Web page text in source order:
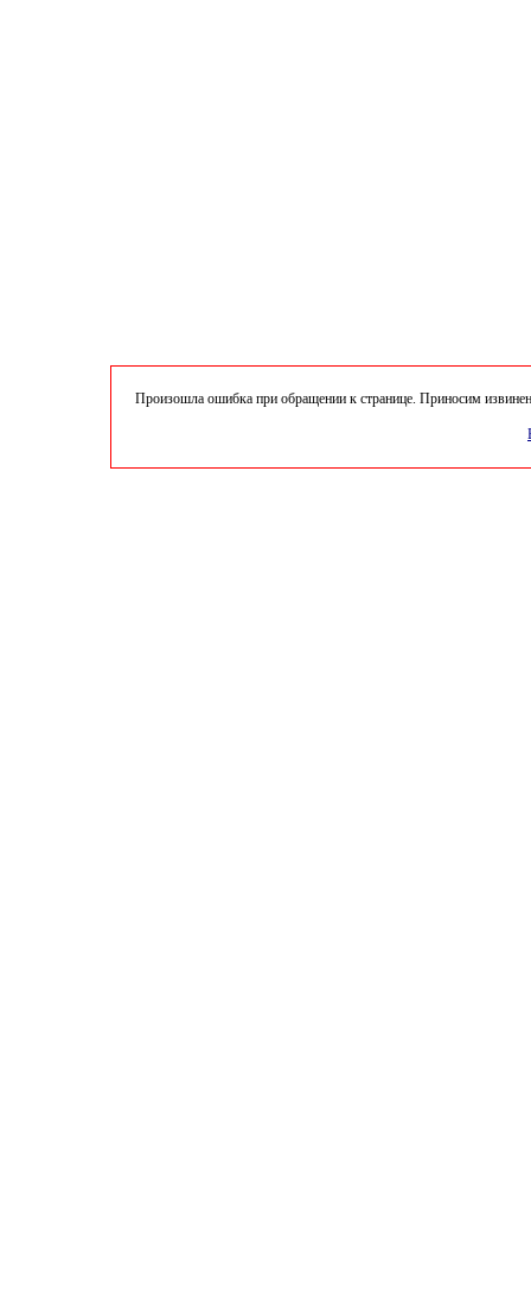
Произошла ошибка при обращении к странице. Приносим